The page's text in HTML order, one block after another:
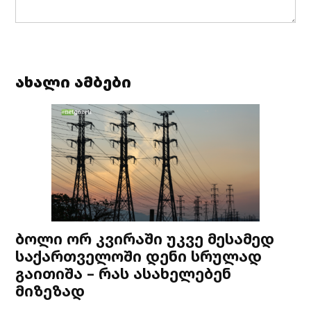
ახალი ამბები
ბოლი ორ კვირაში უკვე მესამედ
საქართველოში დენი სრულად
გაითიშა – რას ასახელებენ
მიზეზად